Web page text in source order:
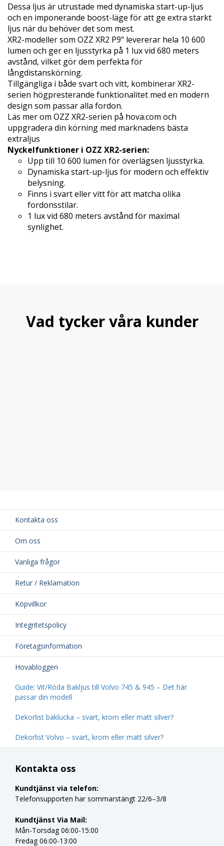
Dessa ljus är utrustade med dynamiska start-up-ljus
och en imponerande boost-läge för att ge extra starkt
ljus när du behöver det som mest.
XR2-modeller som OZZ XR2 P9" levererar hela 10 600
lumen och ger en ljusstyrka på 1 lux vid 680 meters
avstånd, vilket gör dem perfekta för
långdistanskörning.
Tillgängliga i både svart och vitt, kombinerar XR2-
serien högpresterande funktionalitet med en modern
design som passar alla fordon.
Läs mer om OZZ XR2-serien på hova.com och
uppgradera din körning med marknadens bästa
extraljus​
Nyckelfunktioner i OZZ XR2-serien:
Upp till 10 600 lumen för överlägsen ljusstyrka.
Dynamiska start-up-ljus för modern och effektiv
belysning.
Finns i svart eller vitt för att matcha olika
fordonsstilar.
1 lux vid 680 meters avstånd för maximal
synlighet.
Vad tycker våra kunder
Kontakta oss
Om oss
Vanliga frågor
Retur / Reklamation
Köpvillkor
Integritetspolicy
Företagsinformation
Hovabloggen
Guide: Vit/Röda Bakljus till Volvo 745 & 945 – Det här
passar din modell
Dekorlist baklucka – svart, krom eller matt silver?
Dekorlist Volvo – svart, krom eller matt silver?
Kontakta oss
Kundtjänst via telefon:
Telefonsupporten har sommarstängt 22/6–3/8
Kundtjänst Via Mail:
Mån-Torsdag 06:00-15:00
Fredag 06:00-13:00